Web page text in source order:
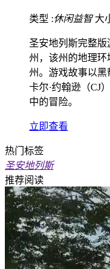
类型 :休闲益智 大
圣安地列斯完整
州，该州的地理
州。游戏故事以黑
卡尔·约翰逊（CJ
中的冒险。
立即查看
热门标签
圣安地列斯
推荐阅读